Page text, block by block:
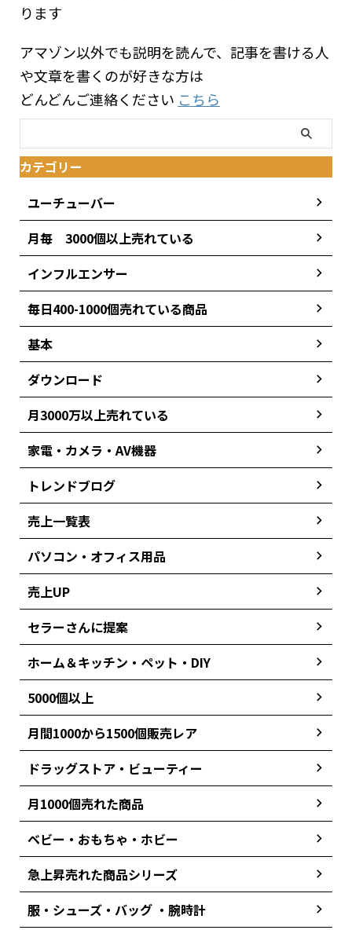
ります
アマゾン以外でも説明を読んで、記事を書ける人
や文章を書くのが好きな方は
どんどんご連絡ください こちら
カテゴリー
ユーチューバー
月毎 3000個以上売れている
インフルエンサー
毎日400-1000個売れている商品
基本
ダウンロード
月3000万以上売れている
家電・カメラ・AV機器
トレンドブログ
売上一覧表
パソコン・オフィス用品
売上UP
セラーさんに提案
ホーム＆キッチン・ペット・DIY
5000個以上
月間1000から1500個販売レア
ドラッグストア・ビューティー
月1000個売れた商品
ベビー・おもちゃ・ホビー
急上昇売れた商品シリーズ
服・シューズ・バッグ ・腕時計